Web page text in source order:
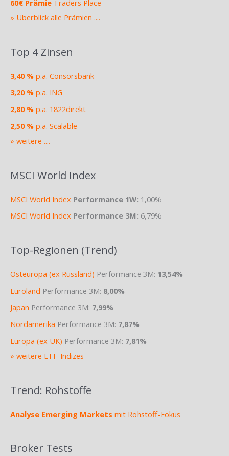
60€ Prämie Traders Place
» Überblick alle Prämien ....
Top 4 Zinsen
3,40 % p.a. Consorsbank
3,20 % p.a. ING
2,80 % p.a. 1822direkt
2,50 % p.a. Scalable
» weitere ....
MSCI World Index
MSCI World Index Performance 1W: 1,00%
MSCI World Index Performance 3M: 6,79%
Top-Regionen (Trend)
Osteuropa (ex Russland) Performance 3M: 13,54%
Euroland Performance 3M: 8,00%
Japan Performance 3M: 7,99%
Nordamerika Performance 3M: 7,87%
Europa (ex UK) Performance 3M: 7,81%
» weitere ETF-Indizes
Trend: Rohstoffe
Analyse Emerging Markets mit Rohstoff-Fokus
Broker Tests